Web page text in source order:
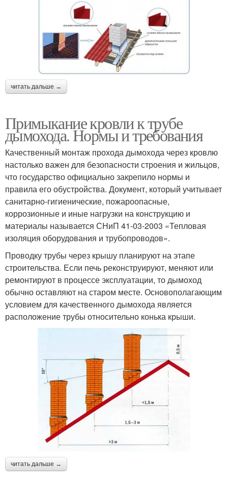
читать дальше →
Примыкание кровли к трубе
дымохода. Нормы и требования
Качественный монтаж прохода дымохода через кровлю
настолько важен для безопасности строения и жильцов,
что государство официально закрепило нормы и
правила его обустройства. Документ, который учитывает
санитарно-гигиенические, пожароопасные,
коррозионные и иные нагрузки на конструкцию и
материалы называется СНиП 41-03-2003 «Тепловая
изоляция оборудования и трубопроводов».
Проводку трубы через крышу планируют на этапе
строительства. Если печь реконструируют, меняют или
ремонтируют в процессе эксплуатации, то дымоход
обычно оставляют на старом месте. Основополагающим
условием для качественного дымохода является
расположение трубы относительно конька крыши.
читать дальше →